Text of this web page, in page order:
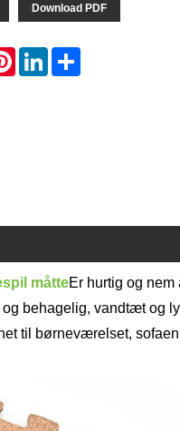
Download PDF
PinterestLinkedIn
måtteEr hurtig og
behagelig, vandtæt og
til børneværelset,